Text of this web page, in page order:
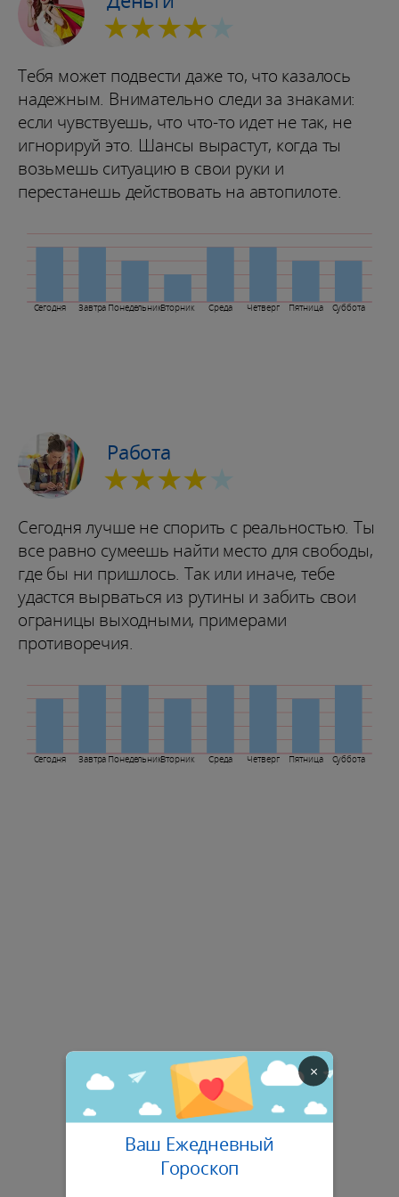
★★★★★
Сегодня Завтра ПонедельникВторник Среда Четверг Пятница Суббота
Тебя может подвести даже то, что казалось
надежным. Внимательно следи за знаками:
если чувствуешь, что что-то идет не так, не
игнорируй это. Шансы вырастут, когда ты
возьмешь ситуацию в свои руки и
перестанешь действовать на автопилоте.
Работа
★★★★★
Сегодня Завтра ПонедельникВторник Среда Четверг Пятница Суббота
Сегодня лучше не спорить с реальностью. Ты
все равно сумеешь найти место для свободы,
где бы ни пришлось. Так или иначе, тебе
удастся вырваться из рутины и забить свои
ограницы выходными, примерами
противоречия.
×
Ваш Ежедневный
Гороскоп